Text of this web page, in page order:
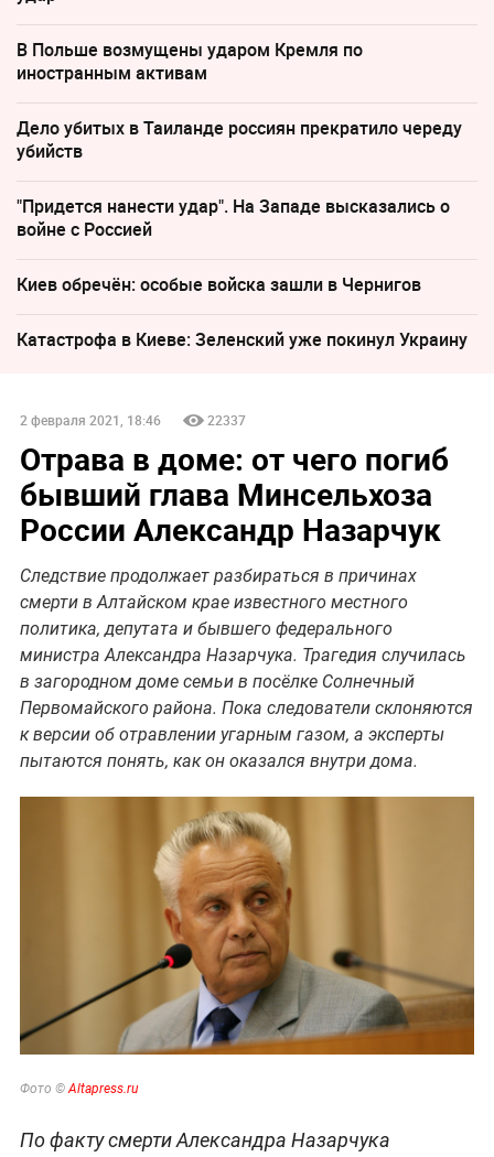
В Польше возмущены ударом Кремля по
иностранным активам
Дело убитых в Таиланде россиян прекратило череду
убийств
"Придется нанести удар". На Западе высказались о
войне с Россией
Киев обречён: особые войска зашли в Чернигов
Катастрофа в Киеве: Зеленский уже покинул Украину
2 февраля 2021, 18:46 22337
Отрава в доме: от чего погиб
бывший глава Минсельхоза
России Александр Назарчук
Следствие продолжает разбираться в причинах
смерти в Алтайском крае известного местного
политика, депутата и бывшего федерального
министра Александра Назарчука. Трагедия случилась
в загородном доме семьи в посёлке Солнечный
Первомайского района. Пока следователи склоняются
к версии об отравлении угарным газом, а эксперты
пытаются понять, как он оказался внутри дома.
Фото ©Altapress.ru
По факту смерти Александра Назарчука